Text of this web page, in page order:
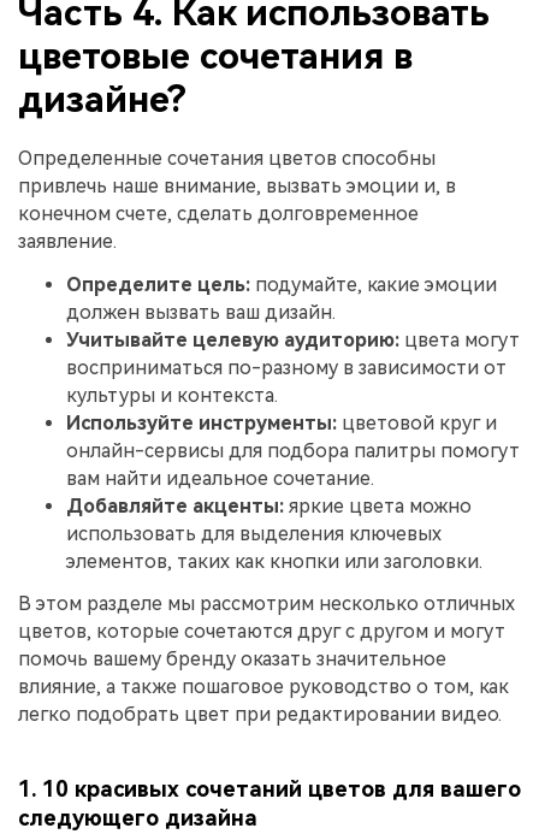
Часть 4. Как использовать
цветовые сочетания в
дизайне?
Определенные сочетания цветов способны
привлечь наше внимание, вызвать эмоции и, в
конечном счете, сделать долговременное
заявление.
Определите цель: подумайте, какие эмоции
должен вызвать ваш дизайн.
Учитывайте целевую аудиторию: цвета могут
восприниматься по-разному в зависимости от
культуры и контекста.
Используйте инструменты: цветовой круг и
онлайн-сервисы для подбора палитры помогут
вам найти идеальное сочетание.
Добавляйте акценты: яркие цвета можно
использовать для выделения ключевых
элементов, таких как кнопки или заголовки.
В этом разделе мы рассмотрим несколько отличных
цветов, которые сочетаются друг с другом и могут
помочь вашему бренду оказать значительное
влияние, а также пошаговое руководство о том, как
легко подобрать цвет при редактировании видео.
1. 10 красивых сочетаний цветов для вашего
следующего дизайна